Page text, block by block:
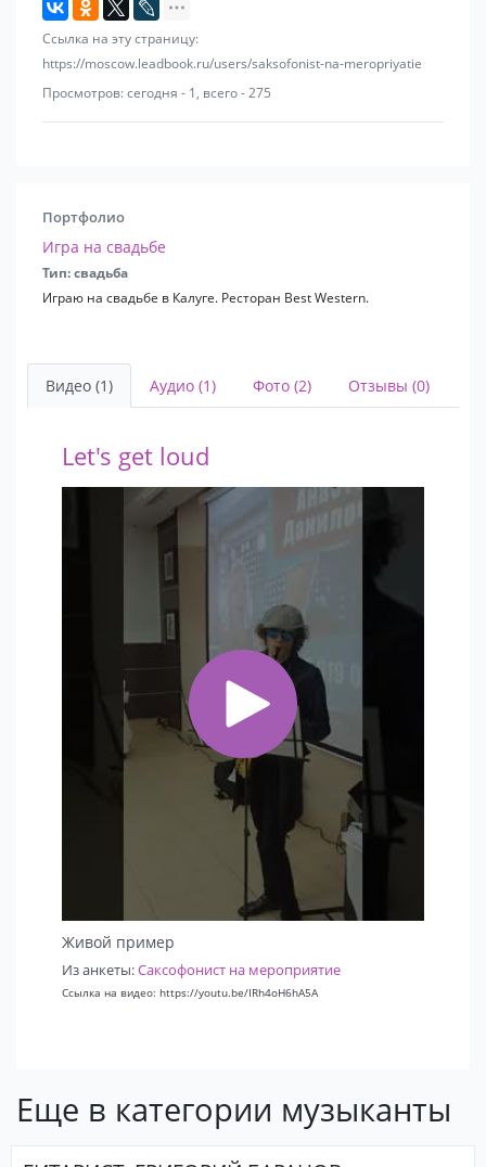
Ссылка на эту страницу:
https://moscow.leadbook.ru/users/saksofonist-na-meropriyatie
Просмотров: сегодня - 1, всего - 275
Портфолио
Игра на свадьбе
Тип: свадьба
Играю на свадьбе в Калуге. Ресторан Best Western.
Видео (1) Аудио (1) Фото (2) Отзывы (0)
Let's get loud
Живой пример
Из анкеты:Саксофонист на мероприятие
Ссылка на видео: https://youtu.be/IRh4oH6hA5A
Еще в категории музыканты